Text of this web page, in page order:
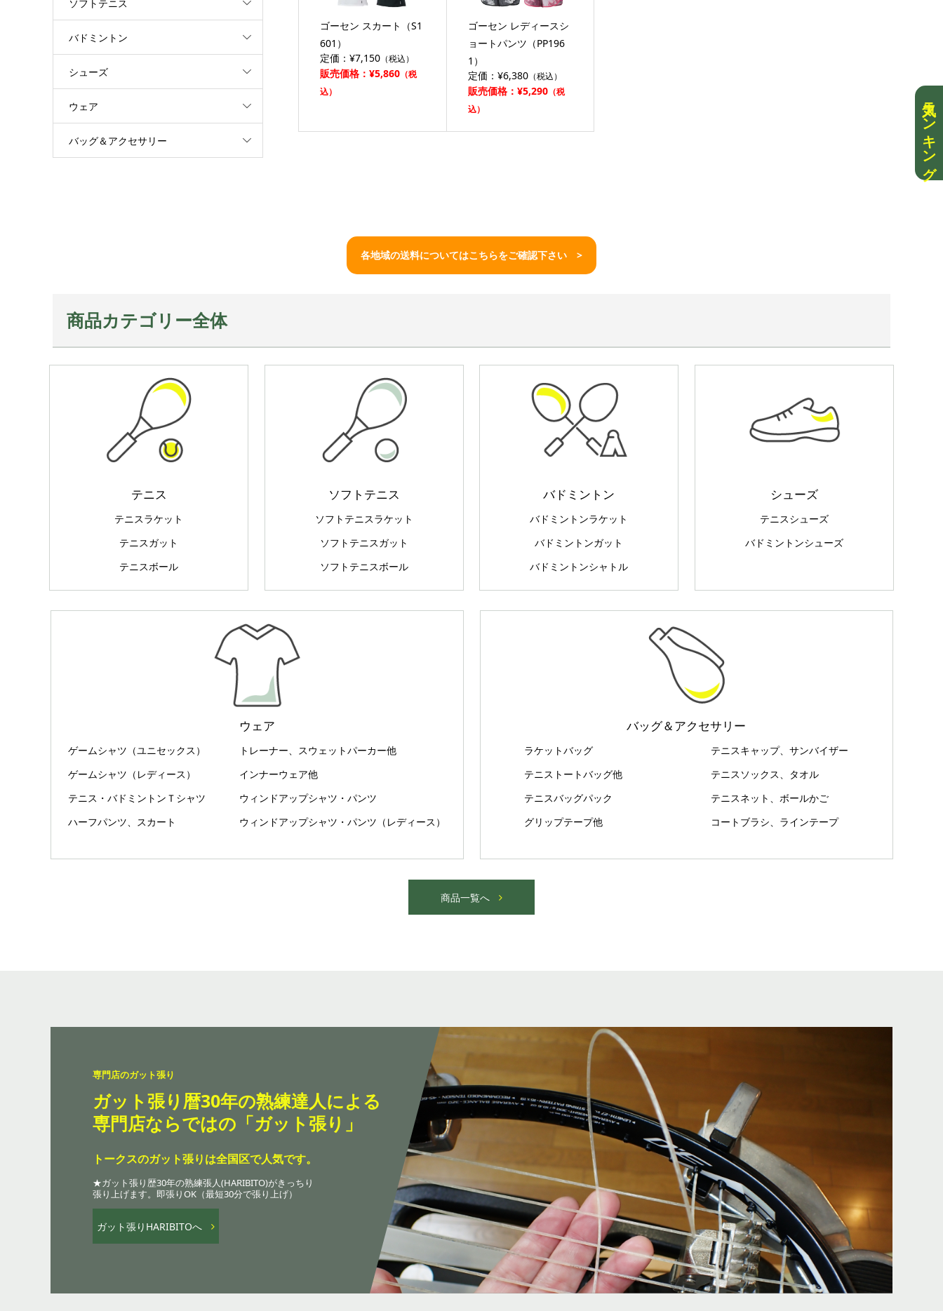
人気ランキング
ゴーセン スカート（S1
601）
定価：¥7,150（税込）
販売価格：¥5,860（税
込）
ゴーセン レディースシ
ョートパンツ（PP196
1）
定価：¥6,380（税込）
販売価格：¥5,290（税
込）
ソフトテニス
バドミントン
シューズ
ウェア
バッグ＆アクセサリー
各地域の送料についてはこちらをご確認下さい >
商品カテゴリー全体
テニス
テニスラケット
テニスガット
テニスボール
ソフトテニス
ソフトテニスラケット
ソフトテニスガット
ソフトテニスボール
バドミントン
バドミントンラケット
バドミントンガット
バドミントンシャトル
シューズ
テニスシューズ
バドミントンシューズ
ウェア
ゲームシャツ（ユニセックス）
ゲームシャツ（レディース）
テニス・バドミントンＴシャツ
ハーフパンツ、スカート
トレーナー、スウェットパーカー他
インナーウェア他
ウィンドアップシャツ・パンツ
ウィンドアップシャツ・パンツ（レディース）
バッグ＆アクセサリー
ラケットバッグ
テニストートバッグ他
テニスバッグパック
グリップテープ他
テニスキャップ、サンバイザー
テニスソックス、タオル
テニスネット、ボールかご
コートブラシ、ラインテープ
商品一覧へ
専門店のガット張り
ガット張り暦30年の熟練達人による
専門店ならではの「ガット張り」
トークスのガット張りは全国区で人気です。
★ガット張り歴30年の熟練張人(HARIBITO)がきっちり
張り上げます。即張りOK（最短30分で張り上げ）
ガット張りHARIBITOへ